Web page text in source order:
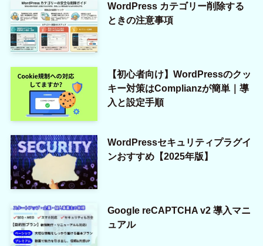
WordPress カテゴリー削除する
ときの注意事項
【初心者向け】WordPressのクッ
キー対策はComplianzが簡単｜導
入と設定手順
WordPressセキュリティプラグイ
ンおすすめ【2025年版】
Google reCAPTCHA v2 導入マニ
ュアル